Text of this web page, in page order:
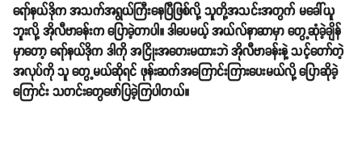
ရော်နယ်ဒိုက အသက်အရွယ်ကြီးနေပြီဖြစ်လို့ သူတို့အသင်းအတွက် မခေါ်ယူ
ဘူးလို့ အိုလီဗာခန်းက ပြောခဲ့တာပါ။ ဒါပေမယ့် အယ်လ်နာဆာမှာ​ တွေ့ဆုံခဲ့ချိန်
မှာတော့ ရော်နယ်ဒိုက ဒါကို အငြိုးအတေးမထားဘဲ အိုလီဗာခန်းနဲ့ သင့်တော်တဲ့
အလုပ်ကို သူ တွေ့မယ်ဆိုရင် ဖုန်းဆက်အကြောင်းကြားပေးမယ်လို့ ပြောဆိုခဲ့
ကြောင်း သတင်းတွေ​ဖော်ပြခဲ့ကြပါတယ်။